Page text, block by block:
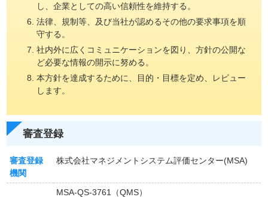
し、企業としての高い信頼性を維持する。
法律、規制等、及び当社が認めるその他の要求事項を順
守する。
社内外に広くコミュニケーションを図り、方針の公開な
ど必要な情報の開示に努める。
本方針を達成するために、目的・目標を定め、レビュー
します。
審査登録
審査登録
機関
株式会社マネジメントシステム評価センター(MSA)
MSA-QS-3761（QMS）